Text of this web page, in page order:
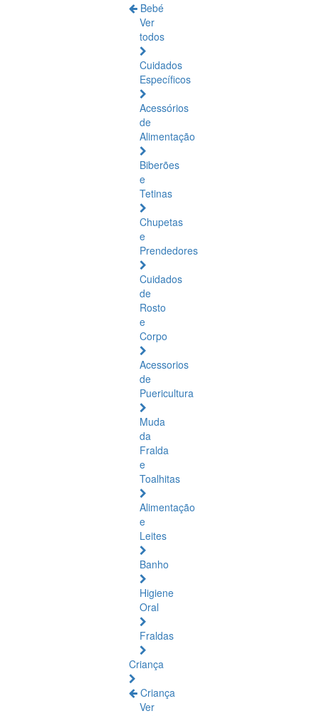
Bebé
Ver
todos
Cuidados
Específicos
Acessórios
de
Alimentação
Biberões
e
Tetinas
Chupetas
e
Prendedores
Cuidados
de
Rosto
e
Corpo
Acessorios
de
Puericultura
Muda
da
Fralda
e
Toalhitas
Alimentação
e
Leites
Banho
Higiene
Oral
Fraldas
Criança
Criança
Ver